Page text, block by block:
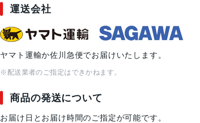
運送会社
ヤマト運輸か佐川急便でお届けいたします。
※配送業者のご指定はできかねます。
商品の発送について
お届け日とお届け時間のご指定が可能です。